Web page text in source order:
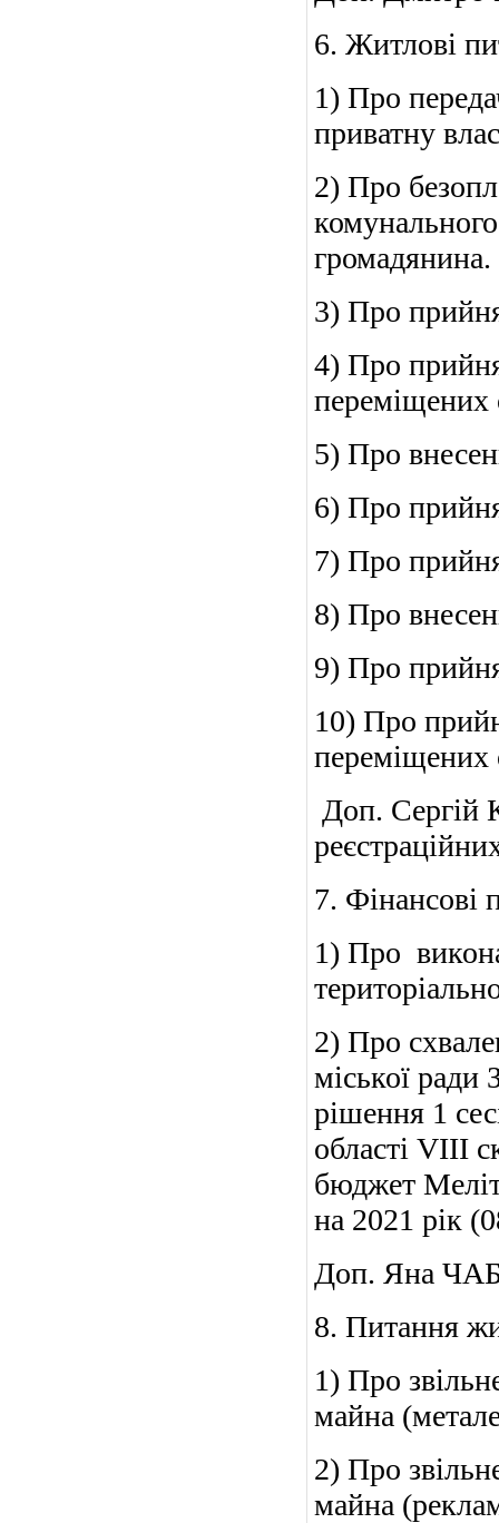
6. Житлові
1) Про
приватну
2) Про
громадянина.
3) Про
4) Про
переміщених
5) Про
6) Про
7) Про
8) Про
9) Про
10) Про
переміщених
Доп. Сергій
7. Фінансові
1) Про
2) Про
міської ради
рішення 1
області
бюджет
на 2021 рік
Доп. Яна
8. Питання
1) Про
майна
2) Про
майна